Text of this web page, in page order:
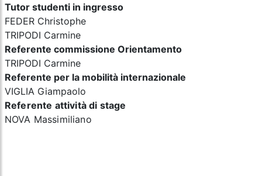
Tutor studenti in ingresso
FEDER Christophe
TRIPODI Carmine
Referente commissione Orientamento
TRIPODI Carmine
Referente per la mobilità internazionale
VIGLIA Giampaolo
Referente attività di stage
NOVA Massimiliano